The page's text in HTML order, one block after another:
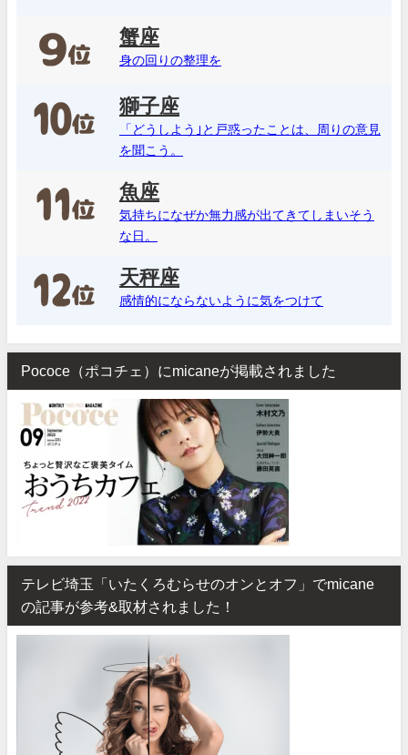
蟹座
身の回りの整理を
獅子座
「どうしよう｣と戸惑ったことは、周りの意見
を聞こう。
魚座
気持ちになぜか無力感が出てきてしまいそう
な日。
天秤座
感情的にならないように気をつけて
Pococe（ポコチェ）にmicaneが掲載されました
テレビ埼玉「いたくろむらせのオンとオフ」でmicane
の記事が参考&取材されました！